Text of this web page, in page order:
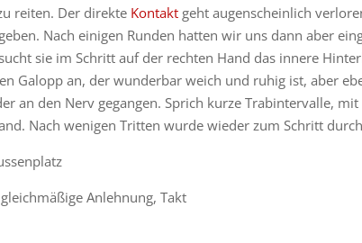
reiten. Der direkte Kontakt geht augenscheinlich
Nach einigen Runden hatten wir uns dann aber
sie im Schritt auf der rechten Hand das innere
Galopp an, der wunderbar weich und ruhig ist, aber
an den Nerv gegangen. Sprich kurze Trabintervalle,
Nach wenigen Tritten wurde wieder zum Schritt
Anlehnung, Takt